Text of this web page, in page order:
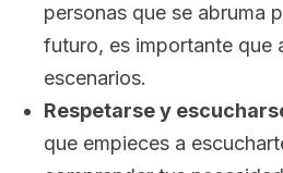
personas que se abruma
futuro, es importante que
escenarios.
Respetarse y
que empieces a